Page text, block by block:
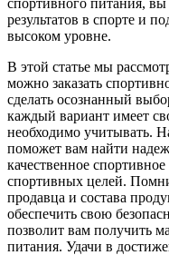
спортивного питания,
результатов в спорте и
высоком уровне.
В этой статье мы
можно заказать
сделать осознанный
каждый вариант имеет
необходимо учитывать.
поможет вам найти
качественное
спортивных целей.
продавца и состава
обеспечить свою
позволит вам получить
питания. Удачи в